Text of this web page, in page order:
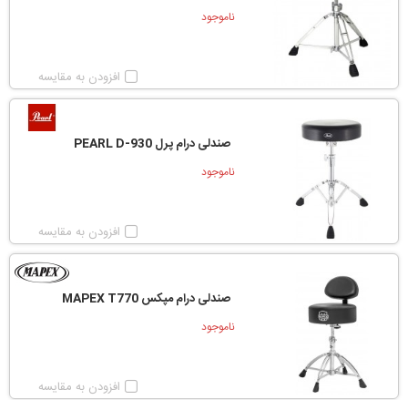
ناموجود
افزودن به مقایسه
صندلی درام پرل PEARL D-930
ناموجود
افزودن به مقایسه
صندلی درام مپکس MAPEX T770
ناموجود
افزودن به مقایسه